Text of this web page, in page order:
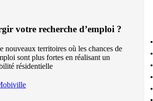
votre recherche d’emploi ?
nouveaux territoires où les chances de
sont plus fortes en réalisant un
résidentielle